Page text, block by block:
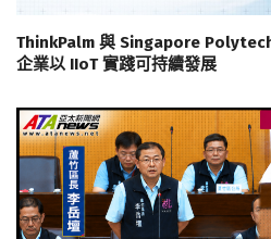
ThinkPalm 與 Singapore
企業以 IIoT 實踐可持續發展